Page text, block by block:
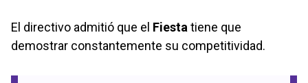
El directivo admitió que el Fiesta tiene que
demostrar constantemente su competitividad.